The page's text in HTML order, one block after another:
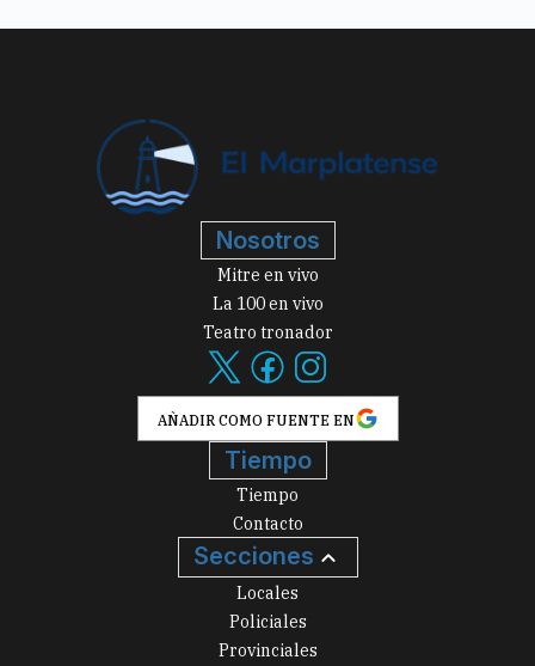
Nosotros
Mitre en vivo
La 100 en vivo
Teatro tronador
AÑADIR COMO FUENTE EN
Tiempo
Tiempo
Contacto
Secciones
Locales
Policiales
Provinciales